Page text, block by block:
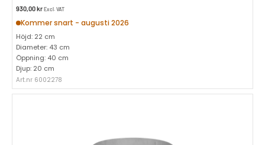
930,00krExcl. VAT
Kommer snart - augusti 2026
Höjd: 22 cm
Diameter: 43 cm
Öppning: 40 cm
Djup: 20 cm
Art.nr 6002278